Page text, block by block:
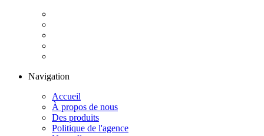
Navigation
Accueil
À propos de nous
Des produits
Politique de l'agence